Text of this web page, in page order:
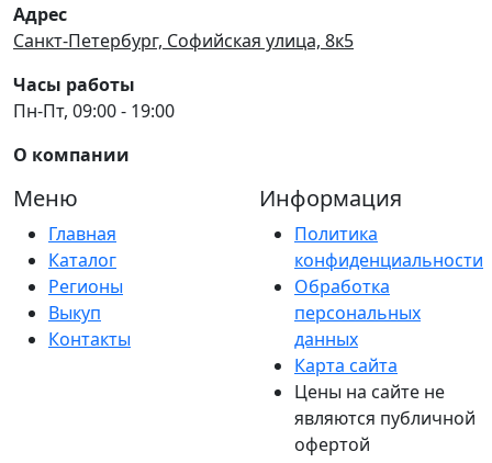
Адрес
Санкт-Петербург, Софийская улица, 8к5
Часы работы
Пн-Пт, 09:00 - 19:00
О компании
Меню
Главная
Каталог
Регионы
Выкуп
Контакты
Информация
Политика
конфиденциальности
Обработка
персональных
данных
Карта сайта
Цены на сайте не
являются публичной
офертой